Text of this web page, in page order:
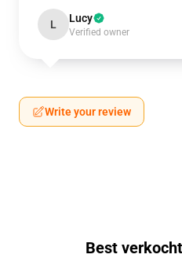
L Lucy
Verified owner
Write your review
Best